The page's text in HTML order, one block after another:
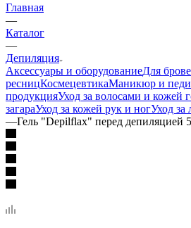
Главная
—
Каталог
—
Депиляция
Аксессуары и оборудованиеДля
ресницКосмецевтикаМаникюр и
продукцияУход за волосами и кожей
загараУход за кожей рук и ногУход за
—Гель "Depilflax" перед депиляцией